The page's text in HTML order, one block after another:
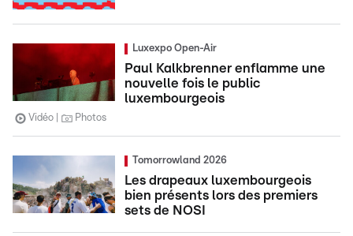
Luxexpo Open-Air
Paul Kalkbrenner enflamme une
nouvelle fois le public
luxembourgeois
Vidéo Photos
Tomorrowland 2026
Les drapeaux luxembourgeois
bien présents lors des premiers
sets de NOSI